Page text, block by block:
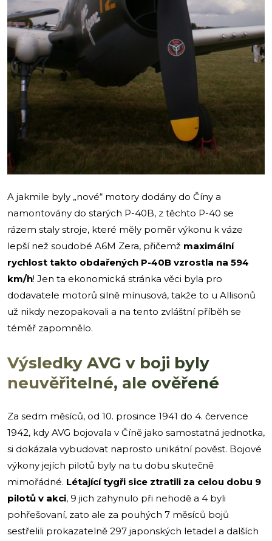
A jakmile byly „nové“ motory dodány do Číny a
namontovány do starých P-40B, z těchto P-40 se
rázem staly stroje, které měly poměr výkonu k váze
lepší než soudobé A6M Zera, přičemž maximální
rychlost takto obdařených P-40B vzrostla na 594
km/h! Jen ta ekonomická stránka věci byla pro
dodavatele motorů silně mínusová, takže to u Allisonů
už nikdy nezopakovali a na tento zvláštní příběh se
téměř zapomnělo.
Výsledky AVG v boji byly
neuvěřitelné, ale ověřené
Za sedm měsíců, od 10. prosince 1941 do 4. července
1942, kdy AVG bojovala v Číně jako samostatná jednotka,
si dokázala vybudovat naprosto unikátní pověst. Bojové
výkony jejích pilotů byly na tu dobu skutečně
mimořádné. Létající tygři sice ztratili za celou dobu 9
pilotů v akci, 9 jich zahynulo při nehodě a 4 byli
pohřešovaní, zato ale za pouhých 7 měsíců bojů
sestřelili prokazatelně 297 japonských letadel a dalších